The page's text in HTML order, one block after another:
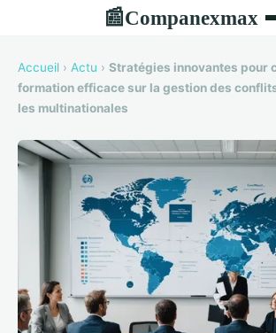
📰Companexmax
Accueil › Actu › Stratégies innovantes pour
formation efficace sur la gestion des
les multinationales